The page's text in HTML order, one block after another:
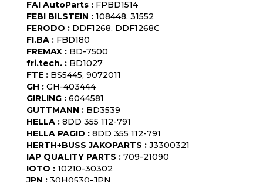
FAI AutoParts : FPBD1514
FEBI BILSTEIN : 108448, 31552
FERODO : DDF1268, DDF1268C
FI.BA : FBD180
FREMAX : BD-7500
fri.tech. : BD1027
FTE : BS5445, 9072011
GH : GH-403444
GIRLING : 6044581
GUTTMANN : BD3539
HELLA : 8DD 355 112-791
HELLA PAGID : 8DD 355 112-791
HERTH+BUSS JAKOPARTS : J3300321
IAP QUALITY PARTS : 709-21090
IOTO : 10210-30302